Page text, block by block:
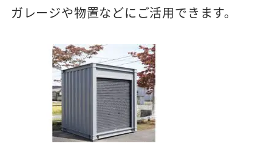
ガレージや物置などにご活用できます。